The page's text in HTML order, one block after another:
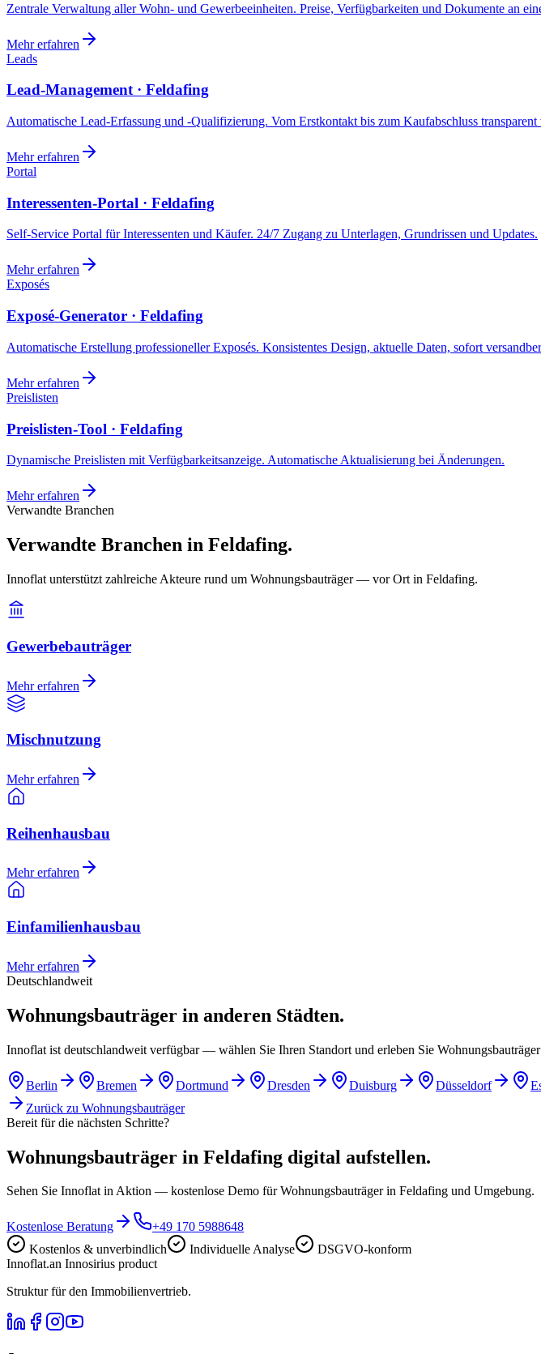
Zentrale Verwaltung aller Wohn- und Gewerbeeinheiten. Preise, Verfügbarkeiten und Dokumente an
Mehr erfahren
Leads
Lead-Management · Feldafing
Automatische Lead-Erfassung und -Qualifizierung. Vom Erstkontakt bis zum Kaufabschluss transparent
Mehr erfahren
Portal
Interessenten-Portal · Feldafing
Self-Service Portal für Interessenten und Käufer. 24/7 Zugang zu Unterlagen, Grundrissen und Updates.
Mehr erfahren
Exposés
Exposé-Generator · Feldafing
Automatische Erstellung professioneller Exposés. Konsistentes Design, aktuelle Daten, sofort
Mehr erfahren
Preislisten
Preislisten-Tool · Feldafing
Dynamische Preislisten mit Verfügbarkeitsanzeige. Automatische Aktualisierung bei Änderungen.
Mehr erfahren
Verwandte Branchen
Verwandte Branchen in Feldafing.
Innoflat unterstützt zahlreiche Akteure rund um Wohnungsbauträger — vor Ort in Feldafing.
Gewerbebauträger
Mehr erfahren
Mischnutzung
Mehr erfahren
Reihenhausbau
Mehr erfahren
Einfamilienhausbau
Mehr erfahren
Deutschlandweit
Wohnungsbauträger in anderen Städten.
Innoflat ist deutschlandweit verfügbar — wählen Sie Ihren Standort und erleben Sie
Berlin Bremen Dortmund Dresden Duisburg Düsseldorf
Zurück zu Wohnungsbauträger
Bereit für die nächsten Schritte?
Wohnungsbauträger in Feldafing digital aufstellen.
Sehen Sie Innoflat in Aktion — kostenlose Demo für Wohnungsbauträger in Feldafing und Umgebung.
Kostenlose Beratung
+49 170 5988648
Kostenlos & unverbindlich
Individuelle Analyse
DSGVO-konform
Innoflat.an Innosirius product
Struktur für den Immobilienvertrieb.